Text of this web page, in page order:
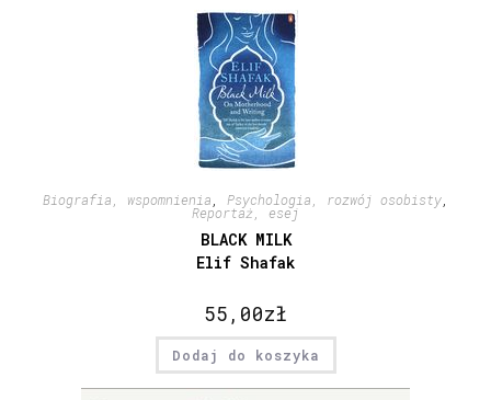
Biografia, wspomnienia Psychologia, rozwój osobisty,
Reportaż, esej
BLACK MILK
Elif Shafak
55,00zł
Dodaj do koszyka